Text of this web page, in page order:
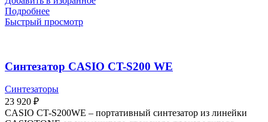
Подробнее
Быстрый просмотр
Синтезатор CASIO CT-S200 WE
Синтезаторы
23 920 ₽
CASIO CT-S200WE – портативный синтезатор из линейки